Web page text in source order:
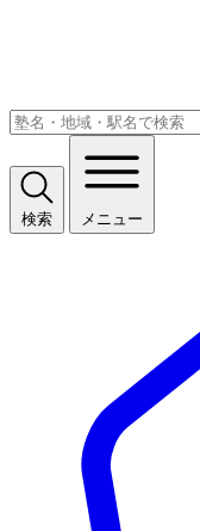
検索 メニュー